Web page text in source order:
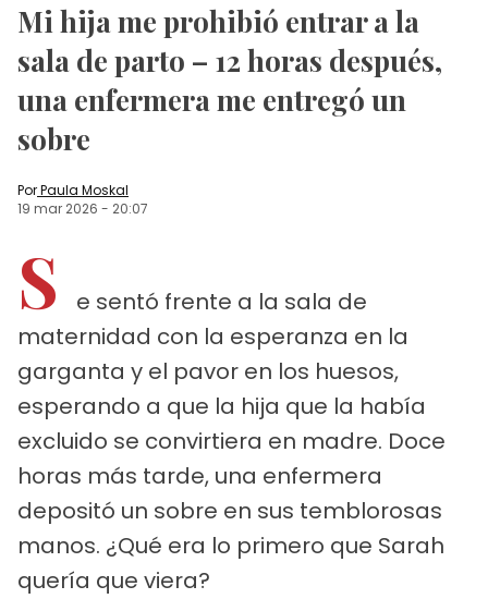
Mi hija me prohibió entrar a la
sala de parto – 12 horas después,
una enfermera me entregó un
sobre
PorPaula Moskal
19 mar 2026 - 20:07
S
e sentó frente a la sala de
maternidad con la esperanza en la
garganta y el pavor en los huesos,
esperando a que la hija que la había
excluido se convirtiera en madre. Doce
horas más tarde, una enfermera
depositó un sobre en sus temblorosas
manos. ¿Qué era lo primero que Sarah
quería que viera?